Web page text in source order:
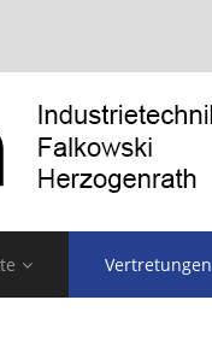
Vertretungen